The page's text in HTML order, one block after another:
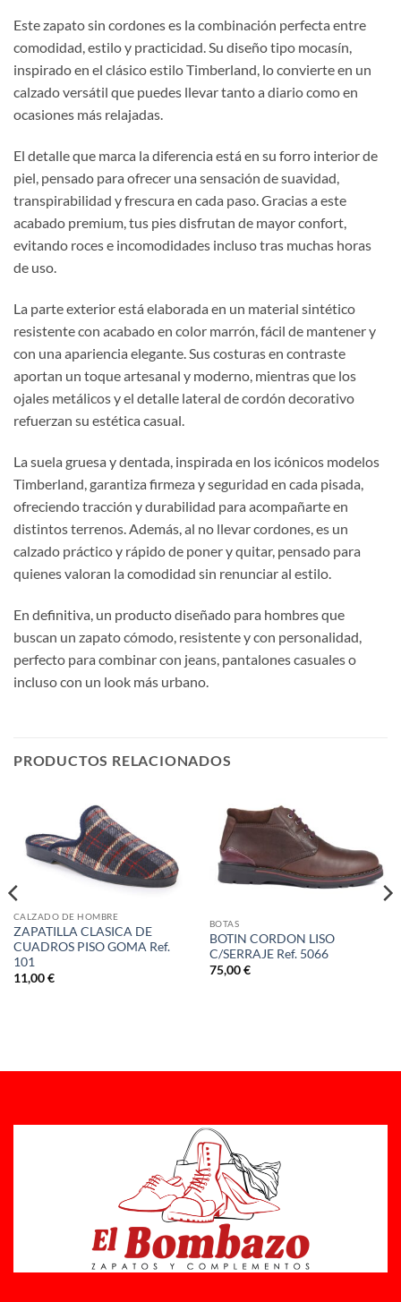
Este zapato sin cordones es la combinación perfecta entre
comodidad, estilo y practicidad. Su diseño tipo mocasín,
inspirado en el clásico estilo Timberland, lo convierte en un
calzado versátil que puedes llevar tanto a diario como en
ocasiones más relajadas.
El detalle que marca la diferencia está en su forro interior de
piel, pensado para ofrecer una sensación de suavidad,
transpirabilidad y frescura en cada paso. Gracias a este
acabado premium, tus pies disfrutan de mayor confort,
evitando roces e incomodidades incluso tras muchas horas
de uso.
La parte exterior está elaborada en un material sintético
resistente con acabado en color marrón, fácil de mantener y
con una apariencia elegante. Sus costuras en contraste
aportan un toque artesanal y moderno, mientras que los
ojales metálicos y el detalle lateral de cordón decorativo
refuerzan su estética casual.
La suela gruesa y dentada, inspirada en los icónicos modelos
Timberland, garantiza firmeza y seguridad en cada pisada,
ofreciendo tracción y durabilidad para acompañarte en
distintos terrenos. Además, al no llevar cordones, es un
calzado práctico y rápido de poner y quitar, pensado para
quienes valoran la comodidad sin renunciar al estilo.
En definitiva, un producto diseñado para hombres que
buscan un zapato cómodo, resistente y con personalidad,
perfecto para combinar con jeans, pantalones casuales o
incluso con un look más urbano.
PRODUCTOS RELACIONADOS
CALZADO DE HOMBRE
ZAPATILLA CLASICA DE
CUADROS PISO GOMA Ref.
101
11,00€
BOTAS
BOTIN CORDON LISO
C/SERRAJE Ref. 5066
75,00€